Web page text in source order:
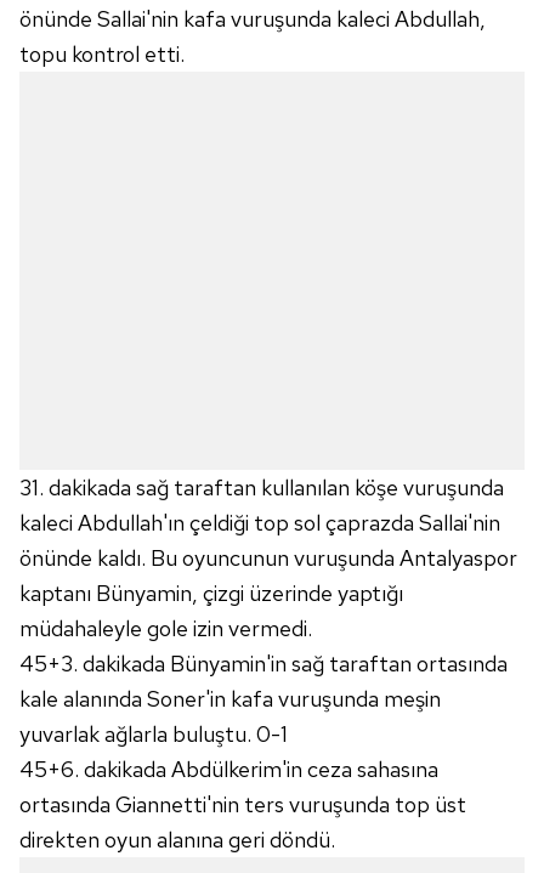
önünde Sallai'nin kafa vuruşunda kaleci Abdullah,
topu kontrol etti.
31. dakikada sağ taraftan kullanılan köşe vuruşunda
kaleci Abdullah'ın çeldiği top sol çaprazda Sallai'nin
önünde kaldı. Bu oyuncunun vuruşunda Antalyaspor
kaptanı Bünyamin, çizgi üzerinde yaptığı
müdahaleyle gole izin vermedi.
45+3. dakikada Bünyamin'in sağ taraftan ortasında
kale alanında Soner'in kafa vuruşunda meşin
yuvarlak ağlarla buluştu. 0-1
45+6. dakikada Abdülkerim'in ceza sahasına
ortasında Giannetti'nin ters vuruşunda top üst
direkten oyun alanına geri döndü.